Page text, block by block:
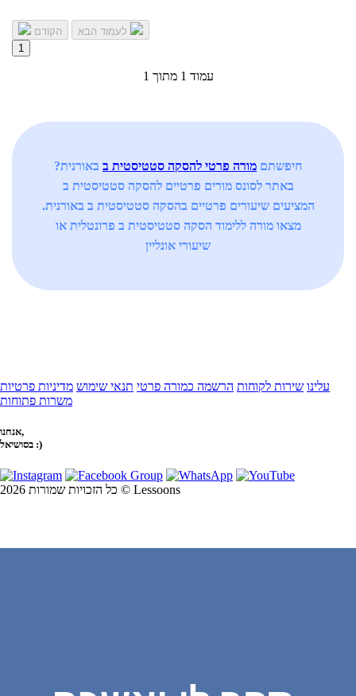
הקודם
1
עמוד 1 מתוך 1
חיפשתם מורה פרטי להסקה סטטיסטית ב באורנית?
באתר לסונס מורים פרטיים להסקה סטטיסטית ב
המציעים שיעורים פרטיים בהסקה סטטיסטית ב באורנית.
מצאו מורה ללימוד הסקה סטטיסטית ב פרונטלית או
שיעורי אונליין
עלינו שירות לקוחות הרשמה כמורה פרטי תנאי שימוש מדיניות פרטיות
משרות פתוחות
אנחנו,
בסושיאל :)
כל הזכויות שמורות 2026 © Lessoons